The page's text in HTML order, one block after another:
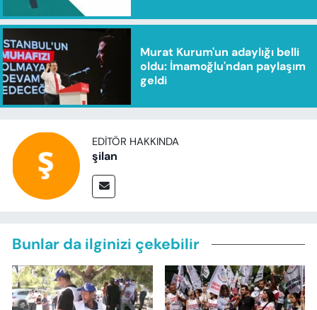
Murat Kurum'un adaylığı belli
oldu: İmamoğlu'ndan paylaşım
geldi
EDITÖR HAKKINDA
şilan
Bunlar da ilginizi çekebilir